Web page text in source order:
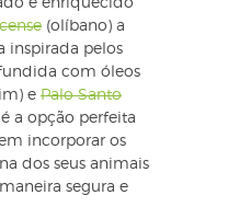
e enriquecido
(olíbano) a
inspirada pelos
com óleos
e Palo Santo
a opção perfeita
incorporar os
dos seus animais
segura e